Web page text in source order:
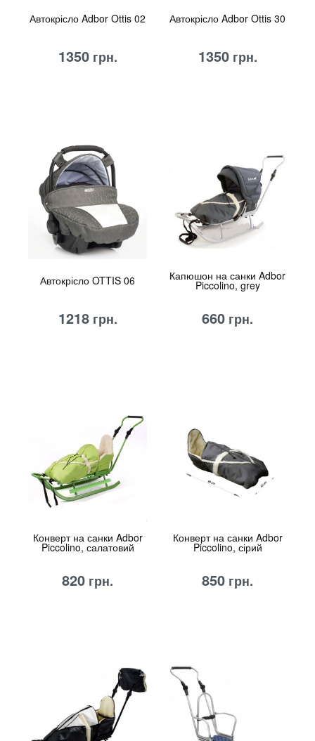
Автокрісло Adbor Ottis 02
1350грн.
Автокрісло Adbor Ottis 30
1350грн.
Автокрісло OTTIS 06
1218грн.
Капюшон на санки Adbor
Piccolino, grey
660 грн.
Конверт на санки Adbor
Piccolino, салатовий
820 грн.
Конверт на санки Adbor
Piccolino, сірий
850 грн.